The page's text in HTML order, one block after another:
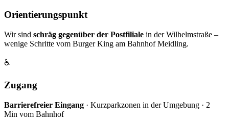
Orientierungspunkt
Wir sind schräg gegenüber der Postfiliale in der Wilhelmstraße –
wenige Schritte vom Burger King am Bahnhof Meidling.
♿
Zugang
Barrierefreier Eingang · Kurzparkzonen in der Umgebung · 2
Min vom Bahnhof